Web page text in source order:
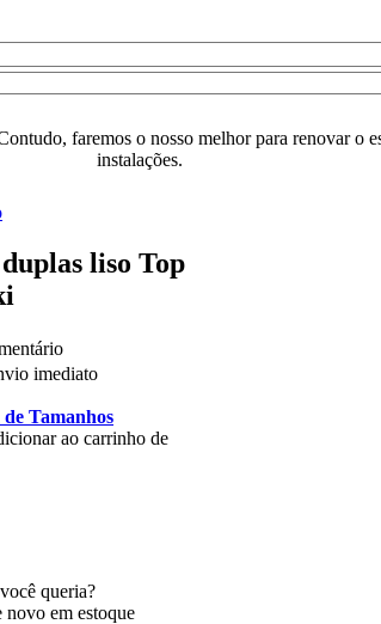
faremos o nosso melhor para renovar o
instalações.
liso Top
imediato
Tamanhos
ao carrinho de
queria?
em estoque